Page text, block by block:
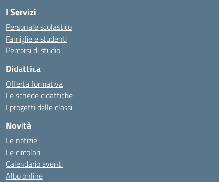
I Servizi
Personale scolastico
Famiglie e studenti
Percorsi di studio
Didattica
Offerta formativa
Le schede didattiche
I progetti delle classi
Novità
Le notizie
Le circolari
Calendario eventi
Albo online